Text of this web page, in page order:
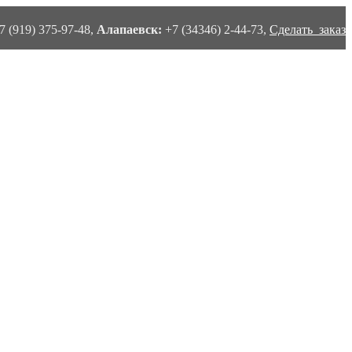
(919) 375-97-48, Алапаевск: +7 (34346) 2-44-73, Сделать заказ